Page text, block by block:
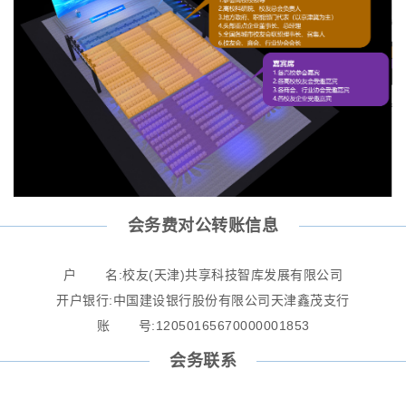
会务费对公转账信息
户 名:校友(天津)共享科技智库发展有限公司
开户银行:中国建设银行股份有限公司天津鑫茂支行
账 号:12050165670000001853
会务联系